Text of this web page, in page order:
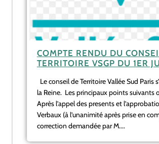
COMPTE RENDU DU
TERRITOIRE VSGP DU 1ER
Le conseil de Territoire Vallée Sud Paris
la Reine. Les principaux points suivants
Après l’appel des presents et
Verbaux (à l’unanimité après prise en
correction demandée par M....